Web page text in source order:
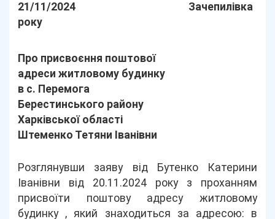
21/11/2024
року
Зачепилівка
Про присвоєння поштової
адреси житловому будинку
в с. Перемога
Берестинського району
Харківської області
Штеменко Тетяни Іванівни
Розглянувши заяву від Бутенко Катерини
Іванівни від 20.11.2024 року з проханням
присвоїти поштову адресу житловому
будинку , який знаходиться за адресою: в